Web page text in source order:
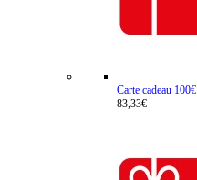
Carte cadeau 100€
83,33€